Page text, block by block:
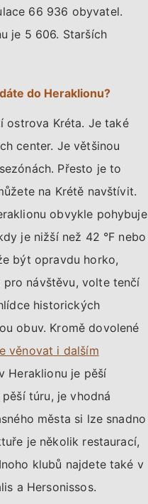
66 936 obyvatel.
je 5 606. Starších
do Heraklionu?
ostrova Kréta. Je také
center. Je většinou
Přesto je to
na Krétě navštívit.
obvykle pohybuje
je nižší než 42 °F nebo
být opravdu horko,
návštěvu, volte tenčí
historických
obuv. Kromě dovolené
věnovat i dalším
Heraklionu je pěší
túru, je vhodná
města si lze snadno
je několik restaurací,
klubů najdete také v
a Hersonissos.